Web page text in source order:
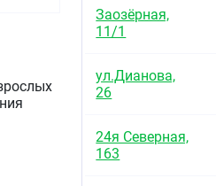
Заозёрная,
11/1
ул.Дианова,
26
24я Северная,
163